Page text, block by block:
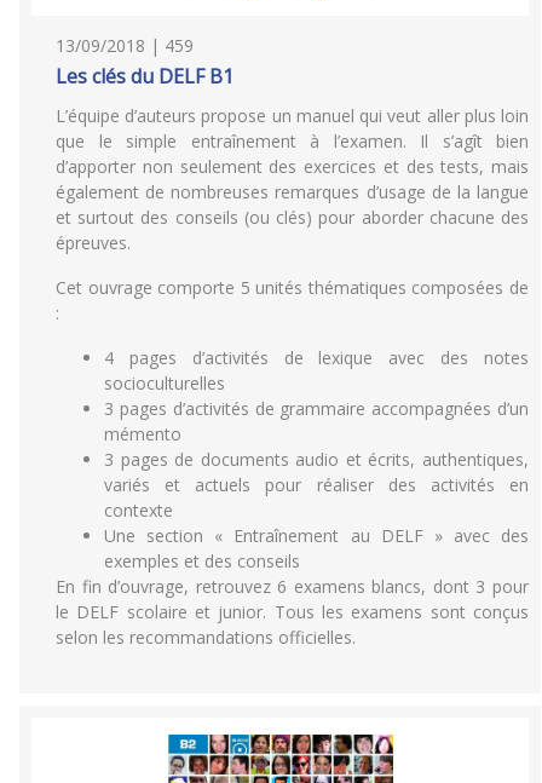
13/09/2018 | 459
Les clés du DELF B1
L’équipe d’auteurs propose un manuel qui veut aller plus loin
que le simple entraînement à l’examen. Il s’agît bien
d’apporter non seulement des exercices et des tests, mais
également de nombreuses remarques d’usage de la langue
et surtout des conseils (ou clés) pour aborder chacune des
épreuves.
Cet ouvrage comporte 5 unités thématiques composées de
:
4 pages d’activités de lexique avec des notes
socioculturelles
3 pages d’activités de grammaire accompagnées d’un
mémento
3 pages de documents audio et écrits, authentiques,
variés et actuels pour réaliser des activités en
contexte
Une section « Entraînement au DELF » avec des
exemples et des conseils
En fin d’ouvrage, retrouvez 6 examens blancs, dont 3 pour
le DELF scolaire et junior. Tous les examens sont conçus
selon les recommandations officielles.